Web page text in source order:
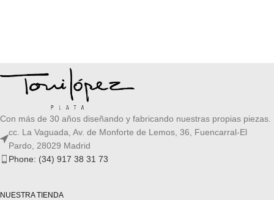
Con más de 30 años diseñando y fabricando nuestras propias piezas.
cc. La Vaguada, Av. de Monforte de Lemos, 36, Fuencarral-El
Pardo, 28029 Madrid
Phone: (34) 917 38 31 73
NUESTRA TIENDA